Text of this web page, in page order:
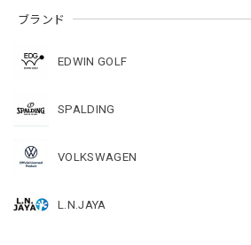
ブランド
EDWIN GOLF
SPALDING
VOLKSWAGEN
L.N.JAYA